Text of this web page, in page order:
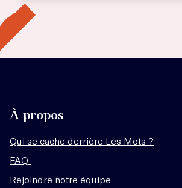
À propos
Qui se cache derrière Les Mots ?
FAQ
Rejoindre notre équipe